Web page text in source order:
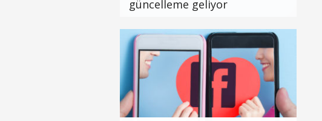
güncelleme geliyor